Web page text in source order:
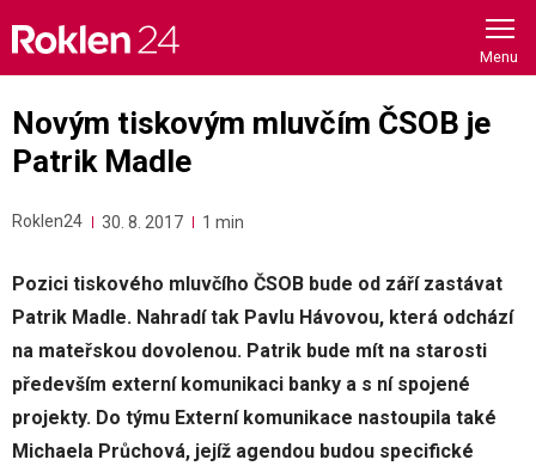
content
Novým tiskovým mluvčím ČSOB je
Patrik Madle
Roklen24 30. 8. 2017 1 min
Pozici tiskového mluvčího ČSOB bude od září zastávat
Patrik Madle. Nahradí tak Pavlu Hávovou, která odchází
na mateřskou dovolenou. Patrik bude mít na starosti
především externí komunikaci banky a s ní spojené
projekty. Do týmu Externí komunikace nastoupila také
Michaela Průchová, jejíž agendou budou specifické